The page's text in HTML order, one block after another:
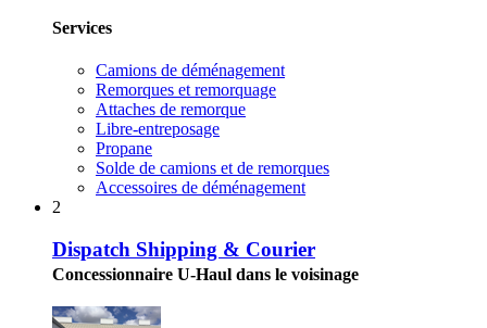
Services
Camions de déménagement
Remorques et remorquage
Attaches de remorque
Libre-entreposage
Propane
Solde de camions et de remorques
Accessoires de déménagement
2
Dispatch Shipping & Courier
Concessionnaire U-Haul dans le voisinage